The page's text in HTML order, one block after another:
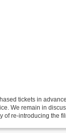
tickets in
We remain in
of re-introducing the